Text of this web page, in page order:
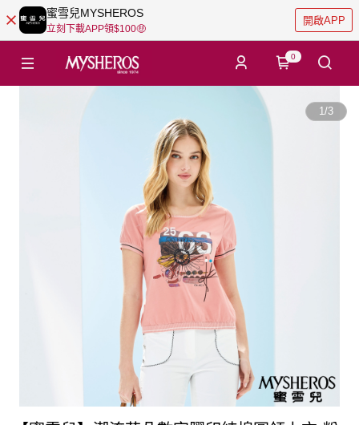
蜜雪兒MYSHEROS
立刻下載APP領$100🤑
開啟APP
0
1/3